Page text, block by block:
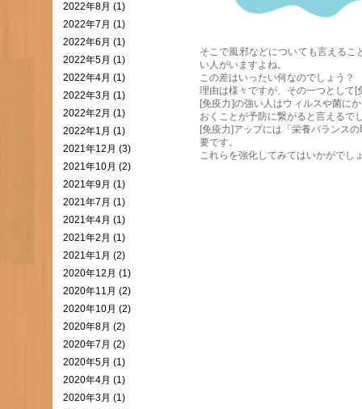
そこで風邪などについても言える
い人がいますよね。
この差はいったい何なのでしょう？
理由は様々ですが、その一つとして[
[免疫力]の強い人はウィルスや菌に
おくことが予防に繋がると言えるで
[免疫力]アップには「栄養バランス
要です。
これらを強化してみてはいかがでし
2022年8月 (1)
2022年7月 (1)
2022年6月 (1)
2022年5月 (1)
2022年4月 (1)
2022年3月 (1)
2022年2月 (1)
2022年1月 (1)
2021年12月 (3)
2021年10月 (2)
2021年9月 (1)
2021年7月 (1)
2021年4月 (1)
2021年2月 (1)
2021年1月 (2)
2020年12月 (1)
2020年11月 (2)
2020年10月 (2)
2020年8月 (2)
2020年7月 (2)
2020年5月 (1)
2020年4月 (1)
2020年3月 (1)